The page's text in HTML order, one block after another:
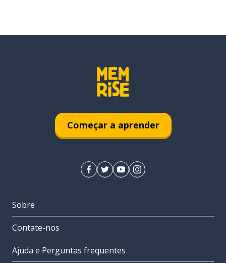
Começar a aprender
Sobre
Contate-nos
Ajuda e Perguntas frequentes